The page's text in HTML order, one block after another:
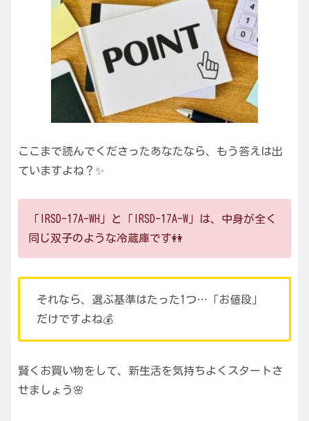
ここまで読んでくださったあなたなら、もう答えは出
ていますよね？✨
「IRSD-17A-WH」と「IRSD-17A-W」は、中身が全く
同じ双子のような冷蔵庫です👭
それなら、選ぶ基準はたった1つ…「お値段」
だけですよね💰
賢くお買い物をして、新生活を気持ちよくスタートさ
せましょう🌸